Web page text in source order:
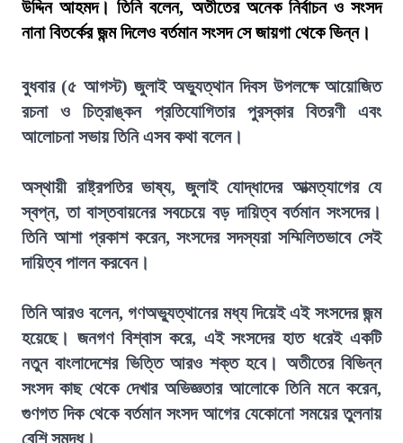
উদ্দিন আহমদ। তিনি বলেন, অতীতের অনেক নির্বাচন ও সংসদ
নানা বিতর্কের জন্ম দিলেও বর্তমান সংসদ সে জায়গা থেকে ভিন্ন।
বুধবার (৫ আগস্ট) জুলাই অভ্যুত্থান দিবস উপলক্ষে আয়োজিত
রচনা ও চিত্রাঙ্কন প্রতিযোগিতার পুরস্কার বিতরণী এবং
আলোচনা সভায় তিনি এসব কথা বলেন।
অস্থায়ী রাষ্ট্রপতির ভাষ্য, জুলাই যোদ্ধাদের আত্মত্যাগের যে
স্বপ্ন, তা বাস্তবায়নের সবচেয়ে বড় দায়িত্ব বর্তমান সংসদের।
তিনি আশা প্রকাশ করেন, সংসদের সদস্যরা সম্মিলিতভাবে সেই
দায়িত্ব পালন করবেন।
তিনি আরও বলেন, গণঅভ্যুত্থানের মধ্য দিয়েই এই সংসদের জন্ম
হয়েছে। জনগণ বিশ্বাস করে, এই সংসদের হাত ধরেই একটি
নতুন বাংলাদেশের ভিত্তি আরও শক্ত হবে। অতীতের বিভিন্ন
সংসদ কাছ থেকে দেখার অভিজ্ঞতার আলোকে তিনি মনে করেন,
গুণগত দিক থেকে বর্তমান সংসদ আগের যেকোনো সময়ের তুলনায়
বেশি সমৃদ্ধ।